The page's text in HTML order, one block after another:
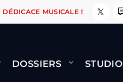
ÇA LE FAIT ! NAMI
DÉDICACE MUSICALE !
DOSSIERS STUDIO